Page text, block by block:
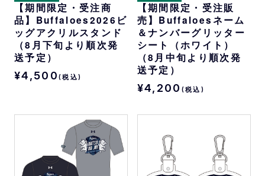
【期間限定・受注商
品】Buffaloes2026ビ
ッグアクリルスタンド
（8月下旬より順次発
送予定）
¥4,500 (税込)
【期間限定・受注販
売】Buffaloesネーム
＆ナンバーグリッター
シート（ホワイト）
（8月中旬より順次発
送予定）
¥4,200 (税込)